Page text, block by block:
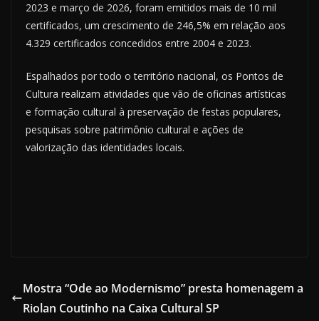
2023 e março de 2026, foram emitidos mais de 10 mil
certificados, um crescimento de 246,5% em relação aos
4.329 certificados concedidos entre 2004 e 2023.
Espalhados por todo o território nacional, os Pontos de
Cultura realizam atividades que vão de oficinas artísticas
e formação cultural à preservação de festas populares,
pesquisas sobre patrimônio cultural e ações de
valorização das identidades locais.
Mostra “Ode ao Modernismo” presta homenagem a
Riolan Coutinho na Caixa Cultural SP